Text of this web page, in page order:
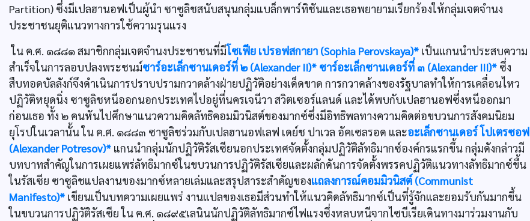
Partition) ซึ่งมีเปลฮานอฟเป็นผู้นำ ซาซูลิชสนับสนุนกลุ่มแบล็กพาร์ทิชันและเธอพยายามเรียกร้องให้กลุ่มเจตจำนง
ประชาชนยุติแนวทางการใช้ความรุนแรง
ใน ค.ศ. ๑๘๘๑ สมาชิกกลุ่มเจตจำนงประชาชนที่มีโซเฟีย เปรอฟสกายา (Sophia Perovskaya)* เป็นแกนนำประสบความ
สำเร็จในการลอบปลงพระชนม์ซาร์อะเล็กซานเดอร์ที่ ๒ (Alexander II)* ซาร์อะเล็กซานเดอร์ที่ ๓ (Alexander III)* ซึ่ง
สืบทอดบัลลังก์จึงดำเนินการปราบปรามกวาดล้างฝ่ายปฏิวัติอย่างเด็ดขาด การกวาดล้างของรัฐบาลทำให้การเคลื่อนไหว
ปฏิวัติหยุดนิ่ง ซาซูลิชหนีออกนอกประเทศไปอยู่ที่นครเจนีวา สวิตเซอร์แลนด์ และได้พบกับเปลฮานอฟซึ่งหนีออกมา
ก่อนเธอ ทั้ง ๒ คนหันไปศึกษาแนวความคิดลัทธิคอมมิวนิสต์ของมากซ์ซึ่งมีอิทธิพลทางความคิดต่อขบวนการสังคมนิยม
ยุโรปในเวลานั้น ใน ค.ศ. ๑๘๘๓ ซาซูลิชร่วมกับเปลฮานอฟเลฟ เดย์ช ปาเวล อัคเซลรอด และอะเล็กซานเดอร์ โปเตรซอฟ
(Alexander Potresov)* แกนนำกลุ่มนักปฏิวัติรัสเซียนอกประเทศจัดตั้งกลุ่มปฏิวัติลัทธิมากซ์องค์กรแรกขึ้น กลุ่มดังกล่าวมี
บทบาทสำคัญในการเผยแพร่ลัทธิมากซ์ในขบวนการปฏิวัติรัสเซียและผลักดันการจัดตั้งพรรคปฏิวัติแนวทางลัทธิมากซ์ขึ้น
ในรัสเซีย ซาซูลิชแปลงานของมากซ์หลายเล่มและสรุปสาระสำคัญของแถลงการณ์คอมมิวนิสต์ (Communist
Manifesto)* เขียนเป็นบทความเผยแพร่ งานแปลของเธอมีส่วนทำให้แนวคิดลัทธิมากซ์เป็นที่รู้จักและยอมรับกันมากขึ้น
ในขบวนการปฏิวัติรัสเซีย ใน ค.ศ. ๑๘๙๕เลนินนักปฏิวัติลัทธิมากซ์ไฟแรงซึ่งหลบหนีจากไซบีเรียเดินทางมาร่วมงานกับ